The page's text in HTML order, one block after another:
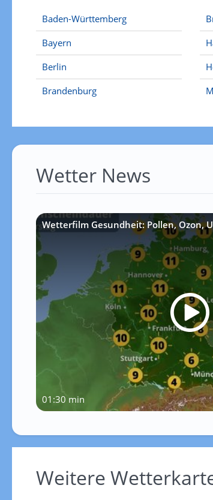
Baden-Württemberg
Bayern
Berlin
Brandenburg
Wetter News
Wetterfilm Gesundheit: Pollen, Ozon,
01:30 min
Weitere